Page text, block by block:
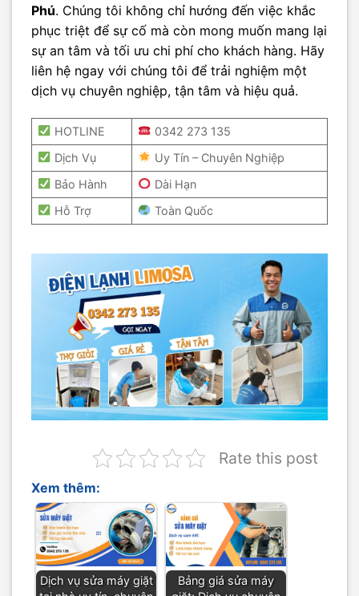
Phú. Chúng tôi không chỉ hướng đến việc khắc
phục triệt để sự cố mà còn mong muốn mang lại
sự an tâm và tối ưu chi phí cho khách hàng. Hãy
liên hệ ngay với chúng tôi để trải nghiệm một
dịch vụ chuyên nghiệp, tận tâm và hiệu quả.
HOTLINE
0342 273 135
Dịch Vụ
Uy Tín – Chuyên Nghiệp
Bảo Hành
Dài Hạn
Hỗ Trợ
Toàn Quốc
Rate this post
Xem thêm:
Dịch vụ sửa máy giặt
Bảng giá sửa máy